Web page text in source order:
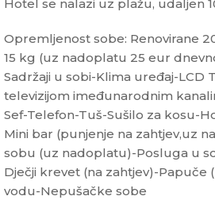
Hotel se nalazi uz plažu, udaljen
Opremljenost sobe: Renovirane
15 kg (uz nadoplatu 25 eur
Sadržaji u sobi-Klima uređaj-LCD
televizijom imeđunarodnim
Sef-Telefon-Tuš-Sušilo za kosu-
Mini bar (punjenje na zahtjev,uz
sobu (uz nadoplatu)-Posluga u
Dječji krevet (na zahtjev)-Papuče
vodu-Nepušačke sobe